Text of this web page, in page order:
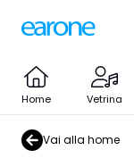
Home Vetrina
Vai alla home